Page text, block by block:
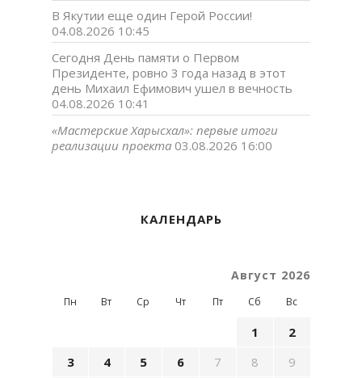
В Якутии еще один Герой России!
04.08.2026 10:45
Сегодня День памяти о Первом
Президенте, ровно 3 года назад в этот
день Михаил Ефимович ушел в вечность
04.08.2026 10:41
«Мастерские Харысхал»: первые итоги
реализации проекта 03.08.2026 16:00
КАЛЕНДАРЬ
Август 2026
Пн Вт Ср Чт Пт Сб Вс
1
2
3
4 5 6 7 8
9